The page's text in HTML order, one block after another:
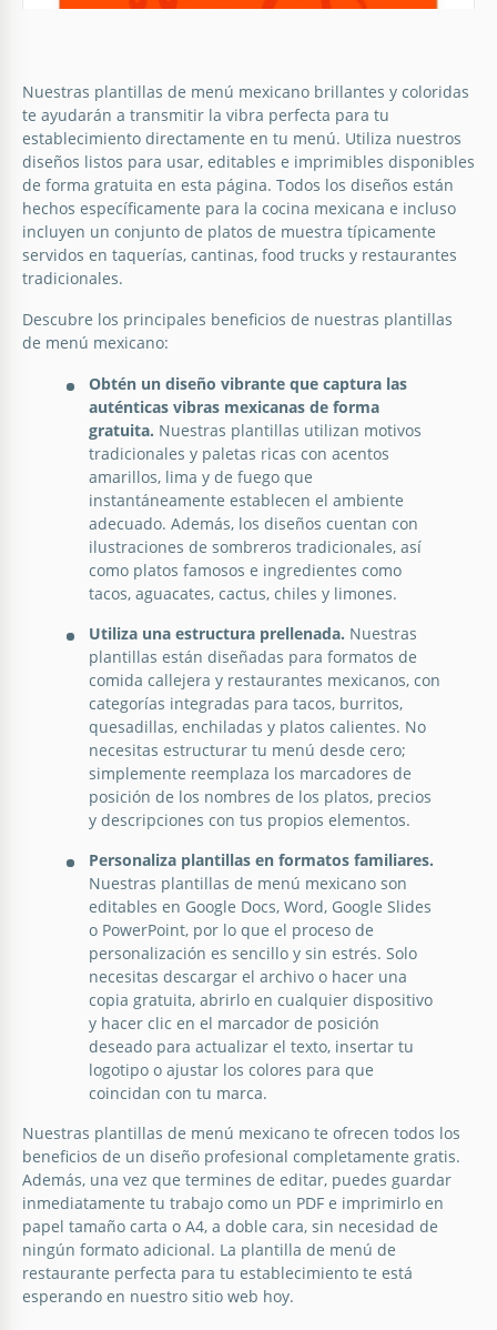
Folleto de Restaurante Mexicano
Puedes promocionar tu restaurante de muchas
maneras diferentes. Sugerimos usar nuestra
hermosa folleto de restaurante para este propósito.
¿Por qué?
Google Slides
mexicano
Estimula el apetito de tus clientes con nuestra
vibrante plantilla de menú de restaurante mexicano
Bright.
Google Slides
Menú del restaurante mexicano
¿Estás buscando un nuevo diseño de menú para tu
restaurante? Entonces nuestra plantilla de Menú del
Restaurante Mexicano Naranja te ahorrará tiempo y
dinero en los servicios de diseñadores gráficos.
Google Slides
Menú de Restaurante Mexicano
Nuestras plantillas de menú mexicano brillantes y coloridas
te ayudarán a transmitir la vibra perfecta para tu
establecimiento directamente en tu menú. Utiliza nuestros
diseños listos para usar, editables e imprimibles disponibles
de forma gratuita en esta página. Todos los diseños están
hechos específicamente para la cocina mexicana e incluso
incluyen un conjunto de platos de muestra típicamente
servidos en taquerías, cantinas, food trucks y restaurantes
tradicionales.
Descubre los principales beneficios de nuestras plantillas
de menú mexicano:
Obtén un diseño vibrante que captura las
auténticas vibras mexicanas de forma
gratuita. Nuestras plantillas utilizan motivos
tradicionales y paletas ricas con acentos
amarillos, lima y de fuego que
instantáneamente establecen el ambiente
adecuado. Además, los diseños cuentan con
ilustraciones de sombreros tradicionales, así
como platos famosos e ingredientes como
tacos, aguacates, cactus, chiles y limones.
Utiliza una estructura prellenada. Nuestras
plantillas están diseñadas para formatos de
comida callejera y restaurantes mexicanos, con
categorías integradas para tacos, burritos,
quesadillas, enchiladas y platos calientes. No
necesitas estructurar tu menú desde cero;
simplemente reemplaza los marcadores de
posición de los nombres de los platos, precios
y descripciones con tus propios elementos.
Personaliza plantillas en formatos familiares.
Nuestras plantillas de menú mexicano son
editables en Google Docs, Word, Google Slides
o PowerPoint, por lo que el proceso de
personalización es sencillo y sin estrés. Solo
necesitas descargar el archivo o hacer una
copia gratuita, abrirlo en cualquier dispositivo
y hacer clic en el marcador de posición
deseado para actualizar el texto, insertar tu
logotipo o ajustar los colores para que
coincidan con tu marca.
Nuestras plantillas de menú mexicano te ofrecen todos los
beneficios de un diseño profesional completamente gratis.
Además, una vez que termines de editar, puedes guardar
inmediatamente tu trabajo como un PDF e imprimirlo en
papel tamaño carta o A4, a doble cara, sin necesidad de
ningún formato adicional. La plantilla de menú de
restaurante perfecta para tu establecimiento te está
esperando en nuestro sitio web hoy.